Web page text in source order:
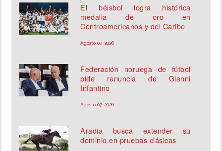
El béisbol logra histórica
medalla de oro en
Centroamericanos y del Caribe
Agosto 07, 2026
Federación noruega de fútbol
pide renuncia de Gianni
Infantino
Agosto 07, 2026
Aradia busca extender su
dominio en pruebas clásicas